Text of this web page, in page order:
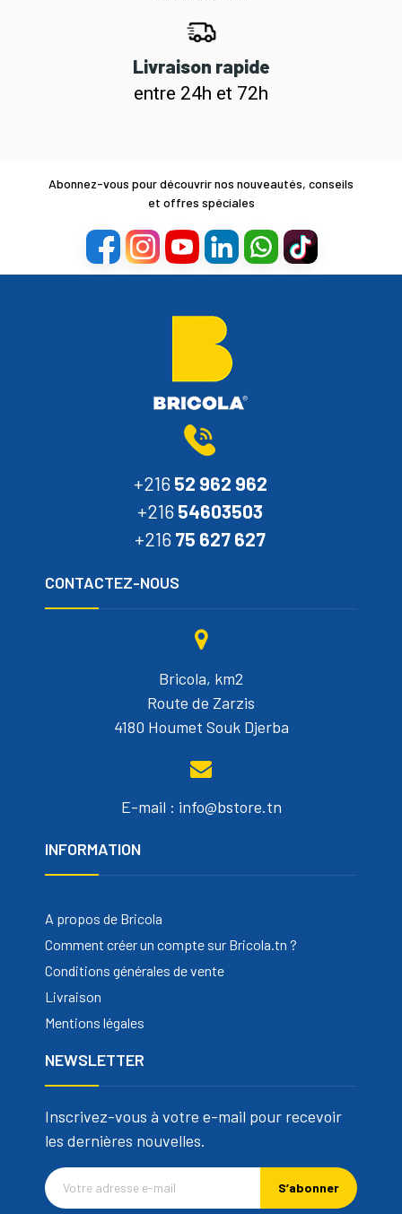
Livraison rapide
entre 24h et 72h
Abonnez-vous pour découvrir nos nouveautés, conseils
et offres spéciales
+216 52 962 962
+216 54603503
+216 75 627 627
CONTACTEZ-NOUS
Bricola, km2
Route de Zarzis
4180 Houmet Souk Djerba
E-mail : info@bstore.tn
INFORMATION
A propos de Bricola
Comment créer un compte sur Bricola.tn ?
Conditions générales de vente
Livraison
Mentions légales
NEWSLETTER
Inscrivez-vous à votre e-mail pour recevoir
les dernières nouvelles.
S’abonner